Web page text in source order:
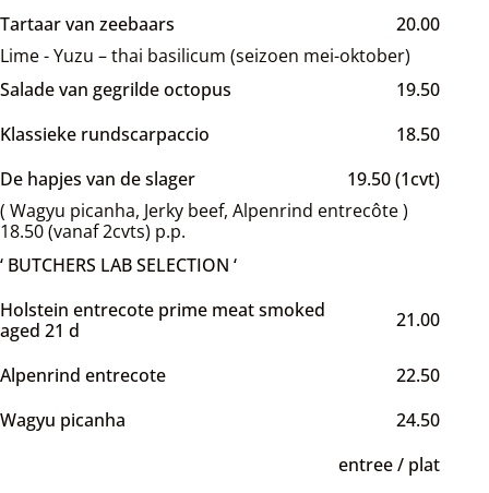
Tartaar van zeebaars
20.00
Lime - Yuzu – thai basilicum (seizoen mei-oktober)
Salade van gegrilde octopus
19.50
Klassieke rundscarpaccio
18.50
De hapjes van de slager
19.50 (1cvt)
( Wagyu picanha, Jerky beef, Alpenrind entrecôte )
18.50 (vanaf 2cvts) p.p.
‘ BUTCHERS LAB SELECTION ‘
Holstein entrecote prime meat smoked
aged 21 d
21.00
Alpenrind entrecote
22.50
Wagyu picanha
24.50
entree / plat